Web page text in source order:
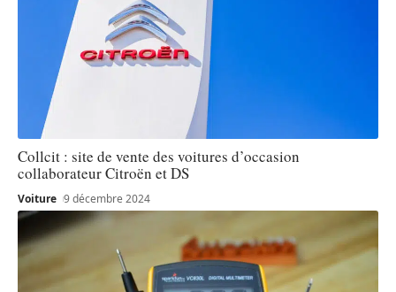
Collcit : site de vente des voitures d’occasion
collaborateur Citroën et DS
Voiture 9 décembre 2024